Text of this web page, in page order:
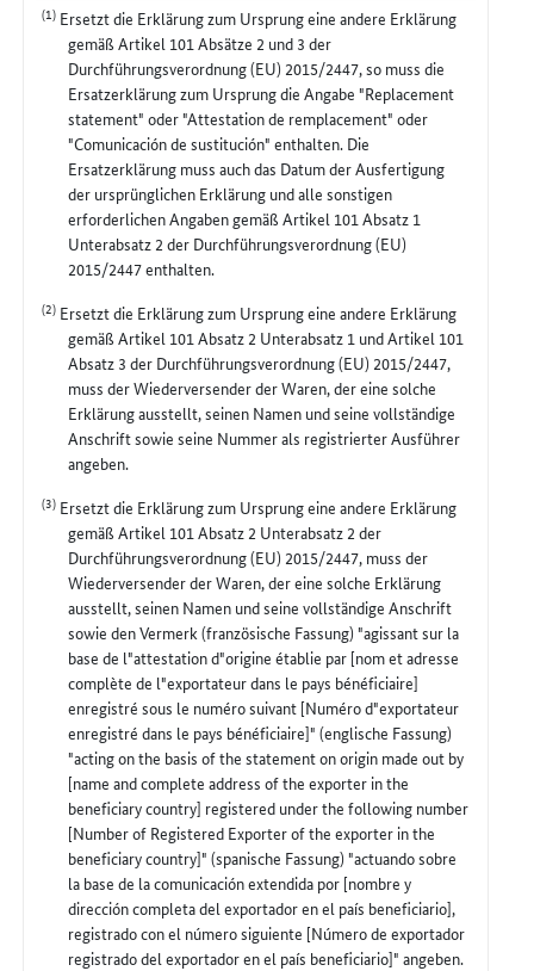
(1) Ersetzt die Erklärung zum Ursprung eine andere Erklärung
gemäß Artikel 101 Absätze 2 und 3 der
Durchführungsverordnung (EU) 2015/2447, so muss die
Ersatzerklärung zum Ursprung die Angabe "Replacement
statement" oder "Attestation de remplacement" oder
"Comunicación de sustitución" enthalten. Die
Ersatzerklärung muss auch das Datum der Ausfertigung
der ursprünglichen Erklärung und alle sonstigen
erforderlichen Angaben gemäß Artikel 101 Absatz 1
Unterabsatz 2 der Durchführungsverordnung (EU)
2015/2447 enthalten.
(2) Ersetzt die Erklärung zum Ursprung eine andere Erklärung
gemäß Artikel 101 Absatz 2 Unterabsatz 1 und Artikel 101
Absatz 3 der Durchführungsverordnung (EU) 2015/2447,
muss der Wiederversender der Waren, der eine solche
Erklärung ausstellt, seinen Namen und seine vollständige
Anschrift sowie seine Nummer als registrierter Ausführer
angeben.
(3) Ersetzt die Erklärung zum Ursprung eine andere Erklärung
gemäß Artikel 101 Absatz 2 Unterabsatz 2 der
Durchführungsverordnung (EU) 2015/2447, muss der
Wiederversender der Waren, der eine solche Erklärung
ausstellt, seinen Namen und seine vollständige Anschrift
sowie den Vermerk (französische Fassung) "agissant sur la
base de l"attestation d"origine établie par [nom et adresse
complète de l"exportateur dans le pays bénéficiaire]
enregistré sous le numéro suivant [Numéro d"exportateur
enregistré dans le pays bénéficiaire]" (englische Fassung)
"acting on the basis of the statement on origin made out by
[name and complete address of the exporter in the
beneficiary country] registered under the following number
[Number of Registered Exporter of the exporter in the
beneficiary country]" (spanische Fassung) "actuando sobre
la base de la comunicación extendida por [nombre y
dirección completa del exportador en el país beneficiario],
registrado con el número siguiente [Número de exportador
registrado del exportador en el país beneficiario]" angeben.